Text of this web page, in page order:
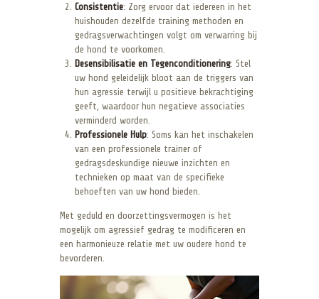
Consistentie: Zorg ervoor dat iedereen in het
huishouden dezelfde training methoden en
gedragsverwachtingen volgt om verwarring bij
de hond te voorkomen.
Desensibilisatie en Tegenconditionering: Stel
uw hond geleidelijk bloot aan de triggers van
hun agressie terwijl u positieve bekrachtiging
geeft, waardoor hun negatieve associaties
verminderd worden.
Professionele Hulp: Soms kan het inschakelen
van een professionele trainer of
gedragsdeskundige nieuwe inzichten en
technieken op maat van de specifieke
behoeften van uw hond bieden.
Met geduld en doorzettingsvermogen is het
mogelijk om agressief gedrag te modificeren en
een harmonieuze relatie met uw oudere hond te
bevorderen.